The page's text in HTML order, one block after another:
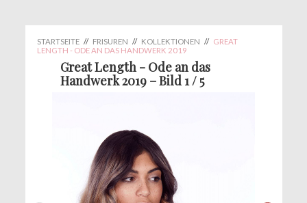
STARTSEITE // FRISUREN // KOLLEKTIONEN // GREAT
LENGTH - ODE AN DAS HANDWERK 2019
Great Length - Ode an das
Handwerk 2019 – Bild 1 / 5